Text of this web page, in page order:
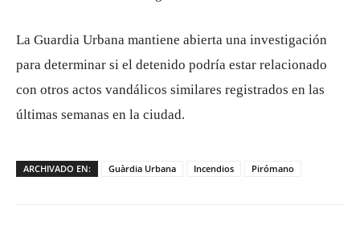
La Guardia Urbana mantiene abierta una investigación
para determinar si el detenido podría estar relacionado
con otros actos vandálicos similares registrados en las
últimas semanas en la ciudad.
ARCHIVADO EN: Guàrdia Urbana Incendios Pirómano